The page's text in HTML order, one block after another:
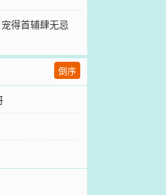
得首辅肆无忌
倒序